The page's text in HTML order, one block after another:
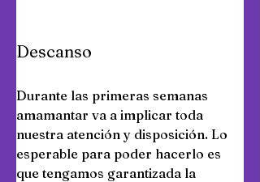
Descanso
Durante las primeras semanas
amamantar va a implicar toda
nuestra atención y disposición. Lo
esperable para poder hacerlo es
que tengamos garantizada la